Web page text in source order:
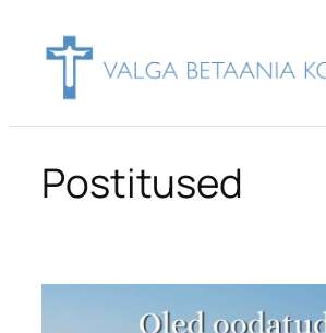
Postitused